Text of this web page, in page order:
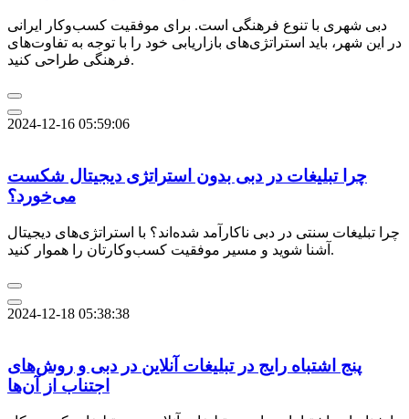
دبی شهری با تنوع فرهنگی است. برای موفقیت کسب‌وکار ایرانی
در این شهر، باید استراتژی‌های بازاریابی خود را با توجه به تفاوت‌های
فرهنگی طراحی کنید.
2024-12-16 05:59:06
چرا تبلیغات در دبی بدون استراتژی دیجیتال شکست
می‌خورد؟
چرا تبلیغات سنتی در دبی ناکارآمد شده‌اند؟ با استراتژی‌های دیجیتال
آشنا شوید و مسیر موفقیت کسب‌وکارتان را هموار کنید.
2024-12-18 05:38:38
پنج اشتباه رایج در تبلیغات آنلاین در دبی و روش‌های
اجتناب از آن‌ها